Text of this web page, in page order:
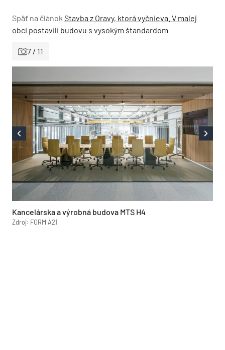
Späť na článok Stavba z Oravy, ktorá vyčnieva. V malej
obci postavili budovu s vysokým štandardom
7 / 11
Kancelárska a výrobná budova MTS H4
Zdroj: FORM A21